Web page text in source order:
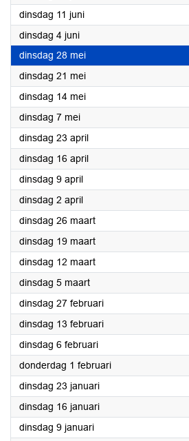
dinsdag 11 juni2024
dinsdag 4 juni2024
dinsdag 28 mei2024
dinsdag 21 mei2024
dinsdag 14 mei2024
dinsdag 7 mei2024
dinsdag 23 april2024
dinsdag 16 april2024
dinsdag 9 april2024
dinsdag 2 april2024
dinsdag 26 maart2024
dinsdag 19 maart2024
dinsdag 12 maart2024
dinsdag 5 maart2024
dinsdag 27 februari2024
dinsdag 13 februari2024
dinsdag 6 februari2024
donderdag 1 februari2024
dinsdag 23 januari2024
dinsdag 16 januari2024
dinsdag 9 januari2024